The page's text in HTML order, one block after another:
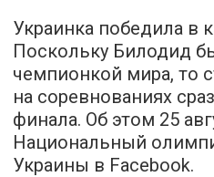
Украинка победила в
Поскольку Билодид
чемпионкой мира, то
на соревнованиях
финала. Об этом 25
Национальный
Украины в Facebook.